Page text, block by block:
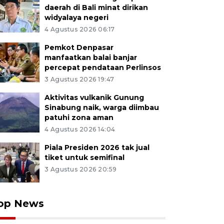
daerah di Bali minat dirikan
widyalaya negeri
4 Agustus 2026 06:17
Pemkot Denpasar
manfaatkan balai banjar
percepat pendataan Perlinsos
3 Agustus 2026 19:47
Aktivitas vulkanik Gunung
Sinabung naik, warga diimbau
patuhi zona aman
4 Agustus 2026 14:04
Piala Presiden 2026 tak jual
tiket untuk semifinal
3 Agustus 2026 20:59
News